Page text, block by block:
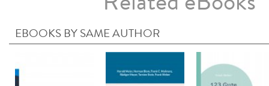
EBOOKS BY SAME AUTHOR